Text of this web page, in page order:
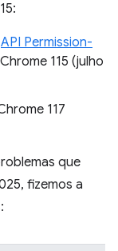
API Permission-
115 (julho
117
que
fizemos a